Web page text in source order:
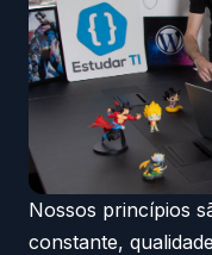
Nossos princípios
constante,